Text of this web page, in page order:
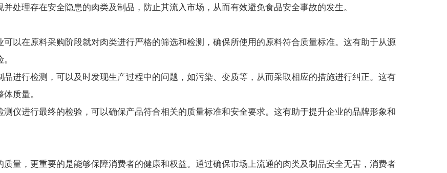
理存在安全隐患的肉类及制品，防止其流入市场，从而有效避免食品安全事故的发生。
在原料采购阶段就对肉类进行严格的筛选和检测，确保所使用的原料符合质量标准。这有助于从源
行检测，可以及时发现生产过程中的问题，如污染、变质等，从而采取相应的措施进行纠正。这有
质量。
进行最终的检验，可以确保产品符合相关的质量标准和安全要求。这有助于提升企业的品牌形象和
，更重要的是能够保障消费者的健康和权益。通过确保市场上流通的肉类及制品安全无害，消费者